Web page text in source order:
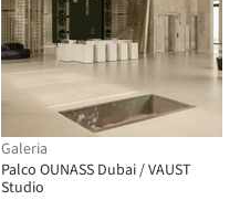
Galeria
Palco OUNASS Dubai / VAUST
Studio